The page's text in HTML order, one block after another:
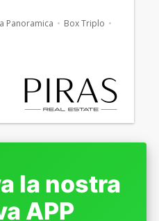
Panoramica
Box Triplo
la nostra
APP